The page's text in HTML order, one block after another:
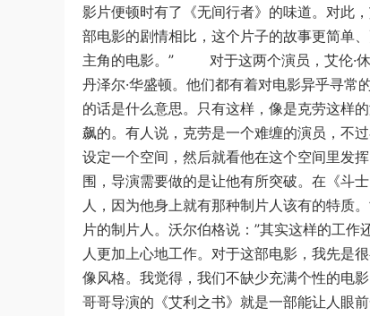
影片便顿时有了《无间行者》的味道。对此
部电影的剧情相比，这个片子的故事更简单
主角的电影。” 对于这两个演员，艾伦·休
丹泽尔·华盛顿。他们都有着对电影异乎寻
的话是什么意思。只有这样，像是克劳这样
飙的。有人说，克劳是一个难缠的演员，不
设定一个空间，然后就看他在这个空间里发
围，导演需要做的是让他有所突破。在《斗
人，因为他身上就有那种制片人该有的特
片的制片人。沃尔伯格说：”其实这样的工
人更加上心地工作。对于这部电影，我先是
像风格。我觉得，我们不缺少充满个性的电
哥哥导演的《艾利之书》就是一部能让人眼